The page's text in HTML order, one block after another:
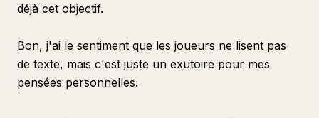
déjà cet objectif.
Bon, j'ai le sentiment que les joueurs ne lisent pas
de texte, mais c'est juste un exutoire pour mes
pensées personnelles.